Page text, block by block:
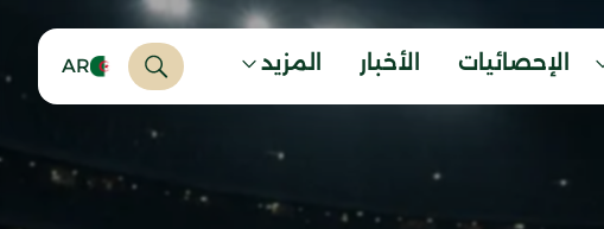
الإحصائيات الأخبار المزيد AR